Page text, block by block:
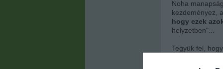
Noha
kezdeményez,
hogy ezek
helyzetben"...
Tegyük fel,
Iszogatnak,